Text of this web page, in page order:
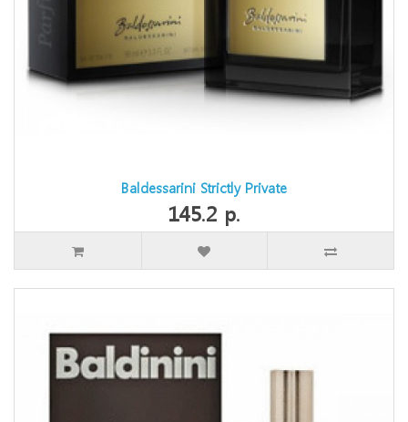
Baldessarini Strictly Private
145.2 р.